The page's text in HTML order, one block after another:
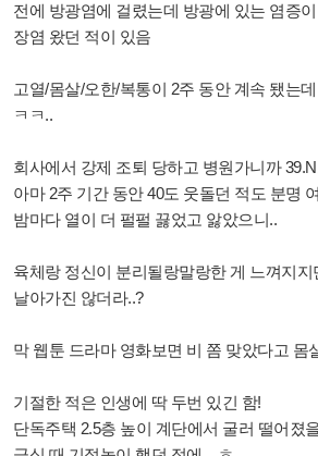
전에 방광염에 걸렸는데 방광에 있는 염증
장염 왔던 적이 있음
고열/몸살/오한/복통이 2주 동안 계속 됐는
ㅋㅋ..
회사에서 강제 조퇴 당하고 병원가니까
아마 2주 기간 동안 40도 웃돌던 적도 분명
밤마다 열이 더 펄펄 끓었고 앓았으니..
육체랑 정신이 분리될랑말랑한 게 느껴지
날아가진 않더라..?
막 웹툰 드라마 영화보면 비 쫌 맞았다고 몸
기절한 적은 인생에 딱 두번 있긴 함!
단독주택 2.5층 높이 계단에서 굴러 떨어졌